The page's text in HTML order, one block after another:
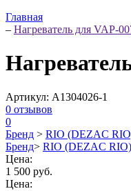
Главная
– Нагреватель для VAP-
Артикул: A1304026-1
0 отзывов
0
Бренд > RIO (DEZAC
Бренд> RIO (DEZAC RIO)
Цена:
1 500 руб.
Цена: